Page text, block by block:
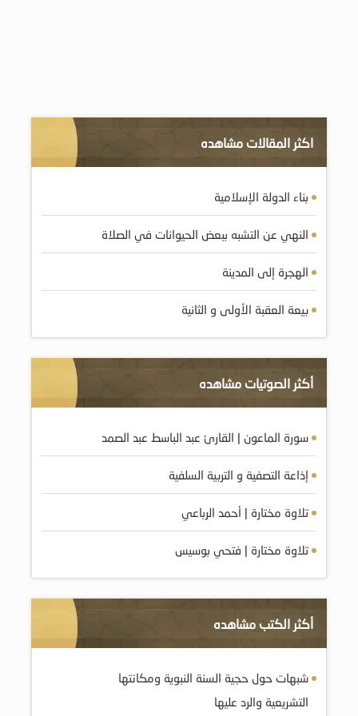
اكثر المقالات مشاهده
بناء الدولة الإسلامية
النهي عن التشبه ببعض الحيوانات في الصلاة
الهجرة إلى المدينة
بيعة العقبة الأولى و الثانية
أكثر الصوتيات مشاهده
سورة الماعون | القارئ عبد الباسط عبد الصمد
إذاعة التصفية و التربية السلفية
تلاوة مختارة | أحمد الرباعي
تلاوة مختارة | فتحي بوسيس
أكثر الكتب مشاهده
شبهات حول حجية السنة النبوية ومکانتها
التشريعية والرد عليها